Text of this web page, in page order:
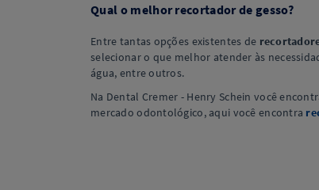
Qual o melhor recortador de gesso?
Entre tantas opções existentes de
selecionar o que melhor atender às
água, entre outros.
Na Dental Cremer - Henry Schein você
mercado odontológico, aqui você encontra